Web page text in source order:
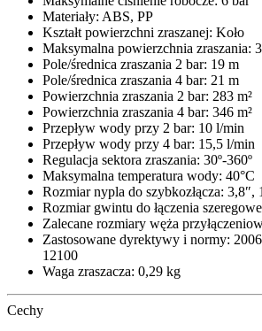
Materiały: ABS, PP
Kształt powierzchni zraszanej: Koło
Maksymalna powierzchnia zraszania:
Pole/średnica zraszania 2 bar: 19 m
Pole/średnica zraszania 4 bar: 21 m
Powierzchnia zraszania 2 bar: 283 m²
Powierzchnia zraszania 4 bar: 346 m²
Przepływ wody przy 2 bar: 10 l/min
Przepływ wody przy 4 bar: 15,5 l/min
Regulacja sektora zraszania: 30º-360º
Maksymalna temperatura wody: 40°C
Rozmiar nypla do szybkozłącza: 3,8″,
Rozmiar gwintu do łączenia
Zalecane rozmiary węża
Zastosowane dyrektywy i normy:
12100
Waga zraszacza: 0,29 kg
Cechy